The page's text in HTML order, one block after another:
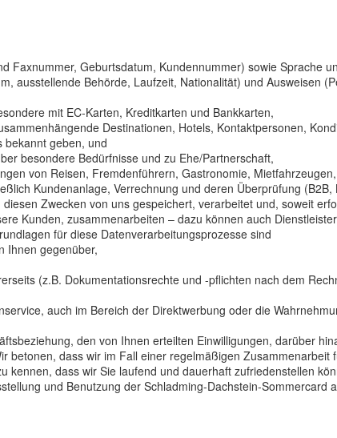
Faxnummer, Geburtsdatum, Kundennummer) sowie Sprache
ausstellende Behörde, Laufzeit, Nationalität) und Ausweisen
mit EC-Karten, Kreditkarten und Bankkarten,
Destinationen, Hotels, Kontaktpersonen,
bekannt geben, und
besondere Bedürfnisse und zu Ehe/Partnerschaft,
von Reisen, Fremdenführern, Gastronomie,
Kundenanlage, Verrechnung und deren Überprüfung
Zwecken von uns gespeichert, verarbeitet und, soweit
Kunden, zusammenarbeiten – dazu können auch
für diese Datenverarbeitungsprozesse sind
Ihnen gegenüber,
(z.B. Dokumentationsrechte und -pflichten nach dem
auch im Bereich der Direktwerbung oder die
den von Ihnen erteilten Einwilligungen, darüber
betonen, dass wir im Fall einer regelmäßigen
dass wir Sie laufend und dauerhaft zufriedenstellen
und Benutzung der Schladming-Dachstein-Sommercard